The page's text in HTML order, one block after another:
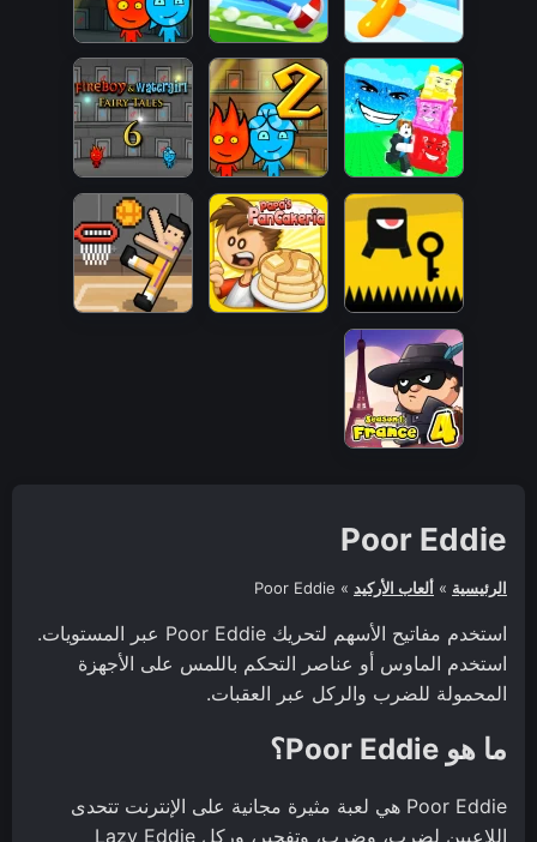
Poor Eddie
الرئيسية » ألعاب الأركيد »
Poor Eddie
استخدم مفاتيح الأسهم لتحريك Poor Eddie عبر المستويات.
استخدم الماوس أو عناصر التحكم باللمس على الأجهزة
المحمولة للضرب والركل عبر العقبات.
ما هو Poor Eddie؟
Poor Eddie هي لعبة مثيرة مجانية على الإنترنت تتحدى
اللاعبين لضرب، وضرب، وتفجير، وركل Lazy Eddie